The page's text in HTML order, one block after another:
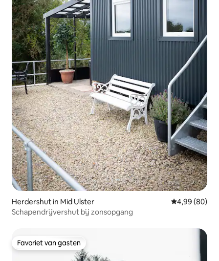
Herdershut in Mid Ulster Gemiddelde
4,99 (80)
Schapendrijvershut bij zonsopgang
Favoriet van gasten
Favoriet van gasten